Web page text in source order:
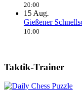
20:00
15 Aug.
Gießener
10:00
Taktik-Trainer